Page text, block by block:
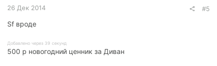
26 Дек 2014 #5
Sf вроде
Добавлено через 39 секунд
500 р новогодний ценник за Диван